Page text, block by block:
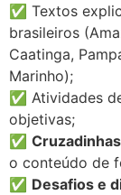
✅ Textos
brasileiros
Caatinga,
Marinho);
✅ Atividades
objetivas;
✅
o conteúdo de
✅ Desafios e